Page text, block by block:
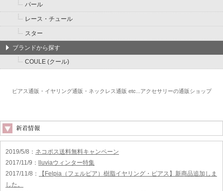
パール
レース・チュール
スター
ブランドから探す
COULE (クール)
ピアス通販・イヤリング通販・ネックレス通販 etc...アクセサリーの通販ショップ
2019/5/8 ： ネコポス送料無料キャンペーン
2017/11/9 ： lluviaウィンター特集
2017/11/8 ：
【Felpia（フェルピア）樹脂イヤリング・ピアス】新商品追加しま
した。